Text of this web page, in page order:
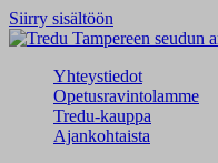
Siirry sisältöön
Yhteystiedot
Opetusravintolamme
Tredu-kauppa
Ajankohtaista